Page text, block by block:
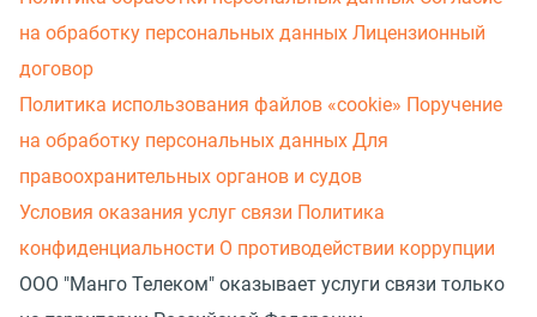
на обработку персональных данных Лицензионный
договор
Политика использования файлов «cookie» Поручение
на обработку персональных данных Для
правоохранительных органов и судов
Условия оказания услуг связи Политика
конфиденциальности О противодействии коррупции
ООО "Манго Телеком" оказывает услуги связи только